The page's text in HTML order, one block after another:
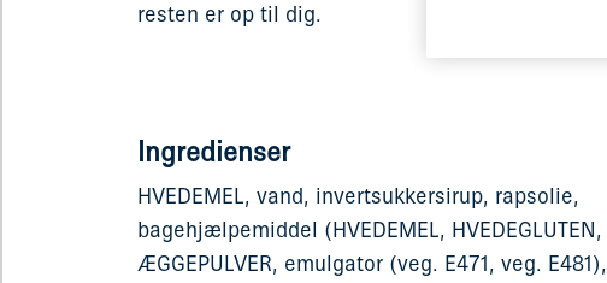
resten er op til dig.
Ingredienser
HVEDEMEL, vand, invertsukkersirup, rapsolie,
bagehjælpemiddel (HVEDEMEL, HVEDEGLUTEN,
ÆGGEPULVER, emulgator (veg. E471, veg. E481),